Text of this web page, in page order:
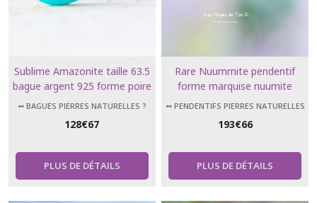
Sublime Amazonite taille 63.5
bague argent 925 forme poire
Collection luxe
➻ BAGUES PIERRES NATURELLES ?
128€67
PLUS DE DÉTAILS
Rare Nuummite pendentif
forme marquise nuumite
➻ PENDENTIFS PIERRES NATURELLES
193€66
PLUS DE DÉTAILS